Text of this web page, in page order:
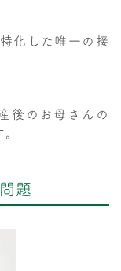
化した唯一の接
後のお母さんの
題